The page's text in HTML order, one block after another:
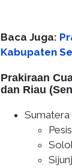
Baca Juga:
Kabupaten
Prakiraan
dan Riau